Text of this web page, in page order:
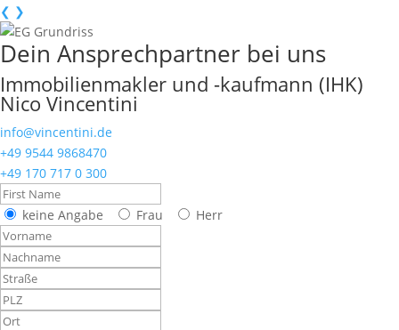
❮ ❯
Dein Ansprechpartner bei uns
Immobilienmakler und -kaufmann (IHK)
Nico Vincentini
info@vincentini.de
+49 9544 9868470
+49 170 717 0 300
keine Angabe Frau Herr